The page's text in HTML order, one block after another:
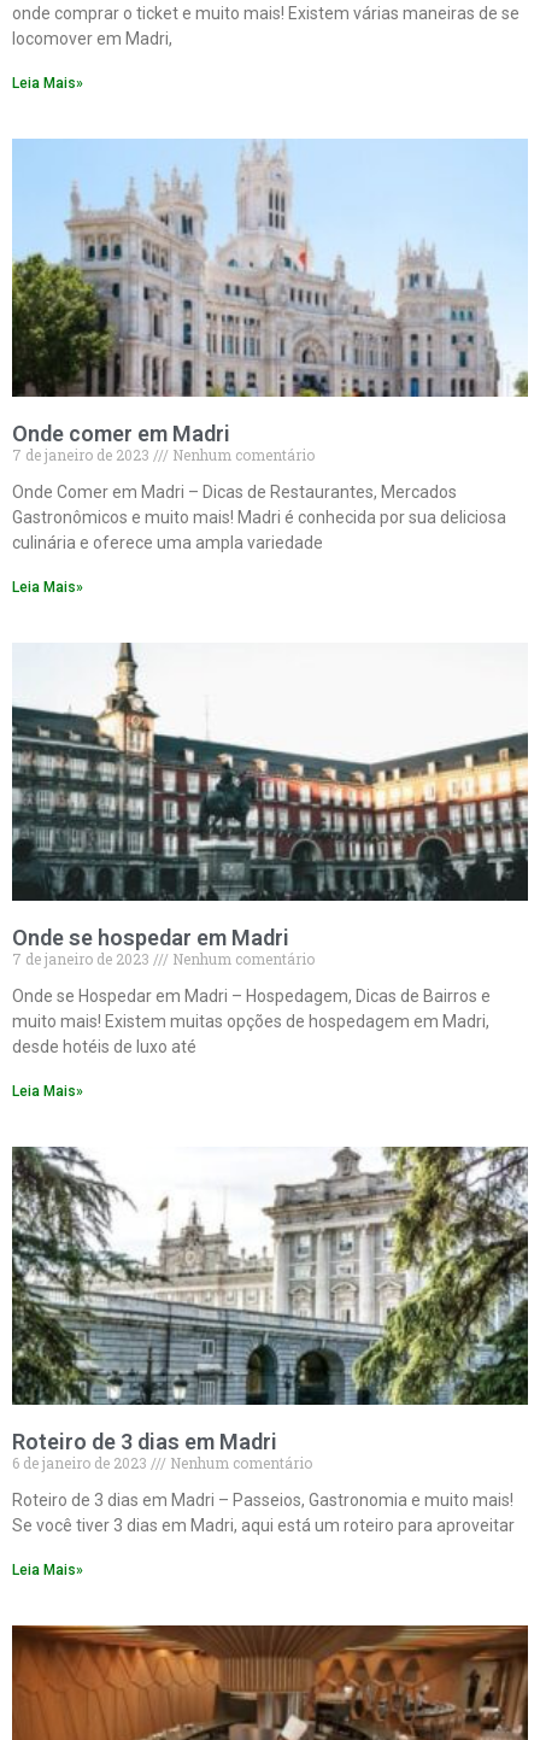
onde comprar o ticket e muito mais! Existem várias maneiras de se
locomover em Madri,
Leia Mais»
Onde comer em Madri
7 de janeiro de 2023
Nenhum comentário
Onde Comer em Madri – Dicas de Restaurantes, Mercados
Gastronômicos e muito mais! Madri é conhecida por sua deliciosa
culinária e oferece uma ampla variedade
Leia Mais»
Onde se hospedar em Madri
7 de janeiro de 2023
Nenhum comentário
Onde se Hospedar em Madri – Hospedagem, Dicas de Bairros e
muito mais! Existem muitas opções de hospedagem em Madri,
desde hotéis de luxo até
Leia Mais»
Roteiro de 3 dias em Madri
6 de janeiro de 2023
Nenhum comentário
Roteiro de 3 dias em Madri – Passeios, Gastronomia e muito mais!
Se você tiver 3 dias em Madri, aqui está um roteiro para aproveitar
Leia Mais»